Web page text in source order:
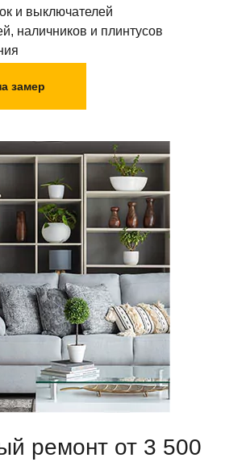
и выключателей
наличников и плинтусов
замер
ремонт от 3 500